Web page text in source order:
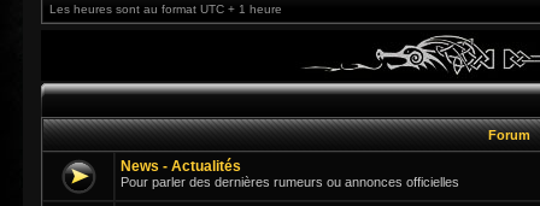
Les heures sont au format UTC + 1 heure
Forum
News - Actualités
Pour parler des dernières rumeurs ou annonces officielles